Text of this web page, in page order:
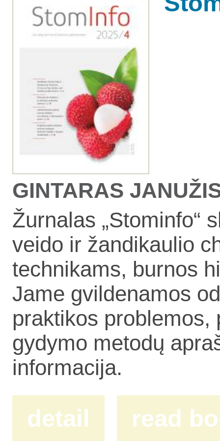
GINTARAS
Žurnalas „Stominfo“
veido ir žandikaulio
technikams, burnos
Jame gvildenamos
praktikos problemos,
gydymo metodų
informacija.
detail read